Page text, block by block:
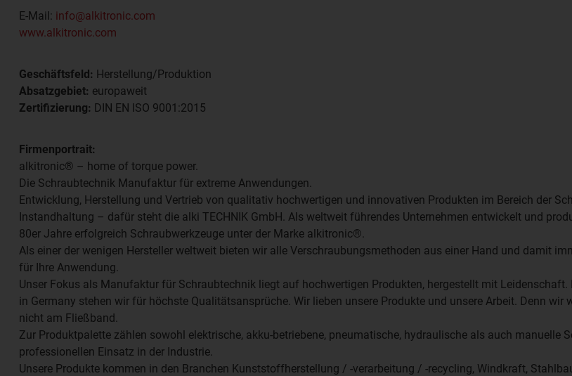
E-Mail: info@alkitronic.com
www.alkitronic.com
Geschäftsfeld: Herstellung/Produktion
Absatzgebiet: europaweit
Zertifizierung: DIN EN ISO 9001:2015
Firmenportrait:
alkitronic® – home of torque power.
Die Schraubtechnik Manufaktur für extreme Anwendungen.
Entwicklung, Herstellung und Vertrieb von qualitativ hochwertigen und innovativen Produkten im Bereich der
Instandhaltung – dafür steht die alki TECHNIK GmbH. Als weltweit führendes Unternehmen entwickelt und
80er Jahre erfolgreich Schraubwerkzeuge unter der Marke alkitronic®.
Als einer der wenigen Hersteller weltweit bieten wir alle Verschraubungsmethoden aus einer Hand und damit
für Ihre Anwendung.
Unser Fokus als Manufaktur für Schraubtechnik liegt auf hochwertigen Produkten, hergestellt mit
in Germany stehen wir für höchste Qualitätsansprüche. Wir lieben unsere Produkte und unsere Arbeit. Denn wir
nicht am Fließband.
Zur Produktpalette zählen sowohl elektrische, akku-betriebene, pneumatische, hydraulische als auch manuelle
professionellen Einsatz in der Industrie.
Unsere Produkte kommen in den Branchen Kunststoffherstellung / -verarbeitung / -recycling, Windkraft,